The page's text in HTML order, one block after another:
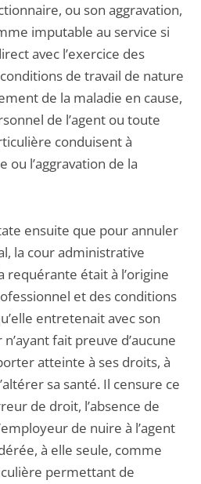
ou son aggravation,
imputable au service si
avec l’exercice des
de travail de nature
de la maladie en cause,
de l’agent ou toute
conduisent à
ou l’aggravation de la
ensuite que pour annuler
la cour administrative
requérante était à l’origine
et des conditions
entretenait avec son
fait preuve d’aucune
atteinte à ses droits, à
sa santé. Il censure ce
de droit, l’absence de
de nuire à l’agent
à elle seule, comme
permettant de